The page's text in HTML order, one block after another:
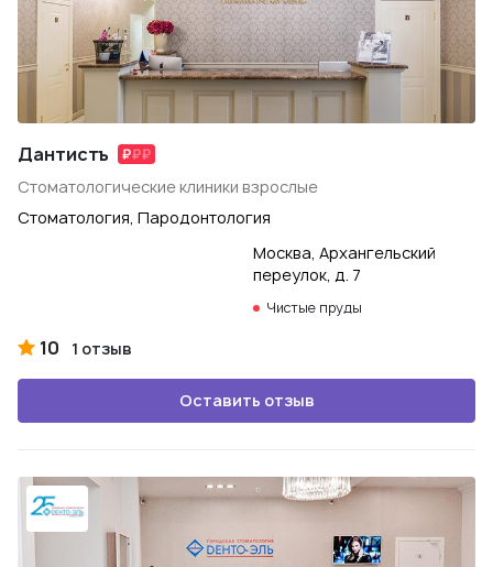
Дантистъ
Стоматологические клиники взрослые
Стоматология, Пародонтология
Москва, Архангельский
переулок, д. 7
Чистые пруды
10 1 отзыв
Оставить отзыв